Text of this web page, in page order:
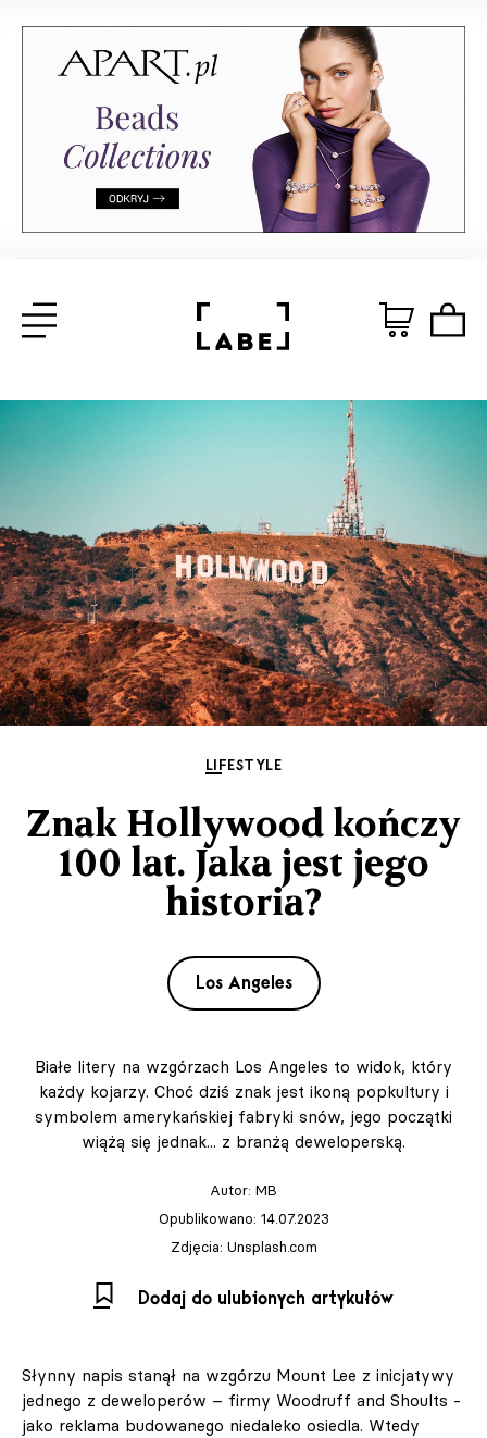
LIFESTYLE
Znak Hollywood kończy
100 lat. Jaka jest jego
historia?
Los Angeles
Białe litery na wzgórzach Los Angeles to widok, który
każdy kojarzy. Choć dziś znak jest ikoną popkultury i
symbolem amerykańskiej fabryki snów, jego początki
wiążą się jednak... z branżą deweloperską.
Autor: MB
Opublikowano: 14.07.2023
Zdjęcia: Unsplash.com
Dodaj do ulubionych artykułów
Słynny napis stanął na wzgórzu Mount Lee z inicjatywy
jednego z deweloperów – firmy Woodruff and Shoults -
jako reklama budowanego niedaleko osiedla. Wtedy